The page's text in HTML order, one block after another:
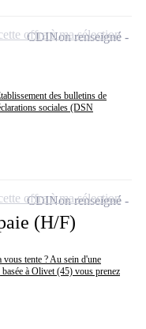
des bulletins de
sociales (DSN
CDINon renseigné
offre à ma sélection
(H/F)
vous tente ? Au sein d'une
à Olivet (45) vous prenez
CDINon renseigné
offre à ma sélection